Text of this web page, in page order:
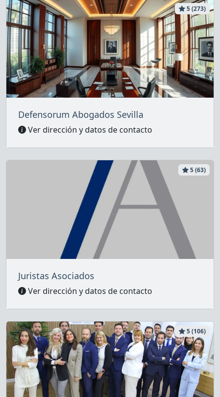
5 (273)
Defensorum Abogados Sevilla
Ver dirección y datos de contacto
5 (63)
Juristas Asociados
Ver dirección y datos de contacto
5 (106)